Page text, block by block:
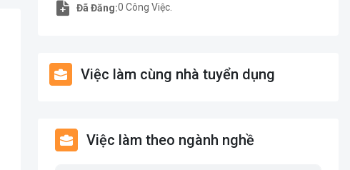
Đã Đăng:0 Công Việc.
Việc làm cùng nhà tuyển dụng
Việc làm theo ngành nghề